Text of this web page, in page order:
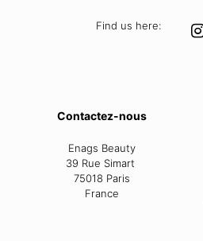
Find us here:
Contactez-nous
Enags Beauty
39 Rue Simart
75018 Paris
France